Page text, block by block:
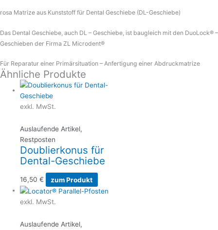
rosa Matrize aus Kunststoff für Dental Geschiebe (DL-Geschiebe)
Das Dental Geschiebe, auch DL – Geschiebe, ist baugleich mit den DuoLock® –
Geschieben der Firma ZL Microdent®
Für Reparatur einer Primärsituation – Anfertigung einer Abdruckmatrize
Ähnliche Produkte
exkl. MwSt.
Auslaufende Artikel,
Restposten
Doublierkonus für
Dental-Geschiebe
16,50€ zum Produkt
exkl. MwSt.
Auslaufende Artikel,